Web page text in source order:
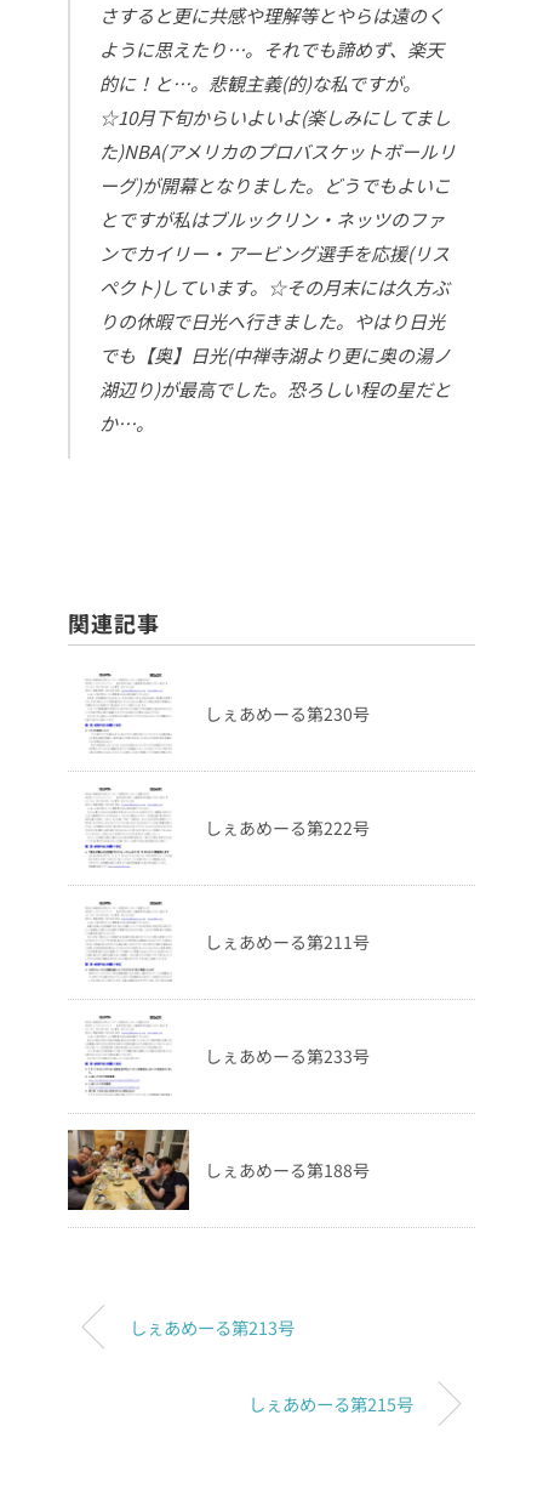
さすると更に共感や理解等とやらは遠のく
ように思えたり…。それでも諦めず、楽天
的に！と…。悲観主義(的)な私ですが。
☆10月下旬からいよいよ(楽しみにしてまし
た)NBA(アメリカのプロバスケットボールリ
ーグ)が開幕となりました。どうでもよいこ
とですが私はブルックリン・ネッツのファ
ンでカイリー・アービング選手を応援(リス
ペクト)しています。☆その月末には久方ぶ
りの休暇で日光へ行きました。やはり日光
でも【奥】日光(中禅寺湖より更に奥の湯ノ
湖辺り)が最高でした。恐ろしい程の星だと
か…。
関連記事
しぇあめーる第230号
しぇあめーる第222号
しぇあめーる第211号
しぇあめーる第233号
しぇあめーる第188号
しぇあめーる第213号
しぇあめーる第215号